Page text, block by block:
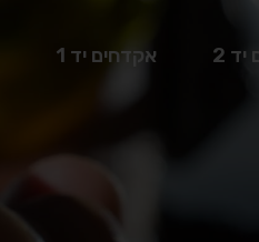
2 אקדחים יד 1